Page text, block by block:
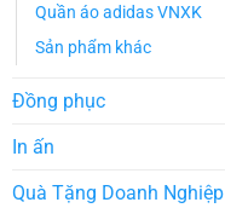
Quần áo adidas VNXK
Sản phẩm khác
Đồng phục
In ấn
Quà Tặng Doanh Nghiệp